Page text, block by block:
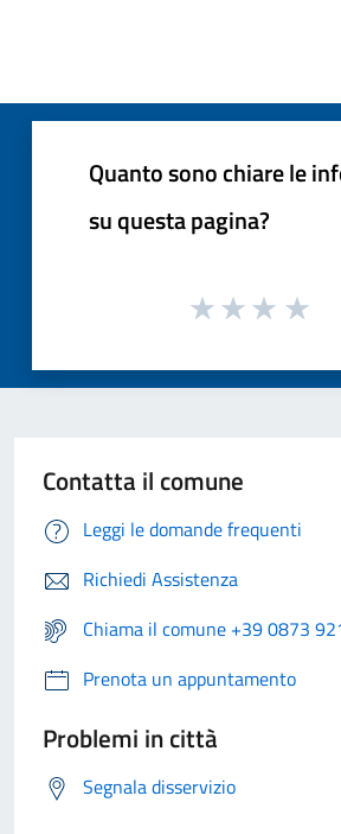
Quanto sono chiare le
su questa pagina?
Contatta il comune
Leggi le domande frequenti
Richiedi Assistenza
Chiama il comune +39 0873
Prenota un appuntamento
Problemi in città
Segnala disservizio